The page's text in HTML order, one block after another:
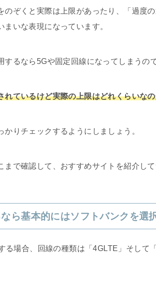
のぞくと実際は上限があったり、「過度
まいな表現になっています。
するなら5Gや固定回線になってしまうので
れているけど実際の上限はどれくらいな
かりチェックするようにしましょう。
まで確認して、おすすめサイトを紹介して
ら基本的にはソフトバンクを選
る場合、回線の種類は「4GLTE」そして